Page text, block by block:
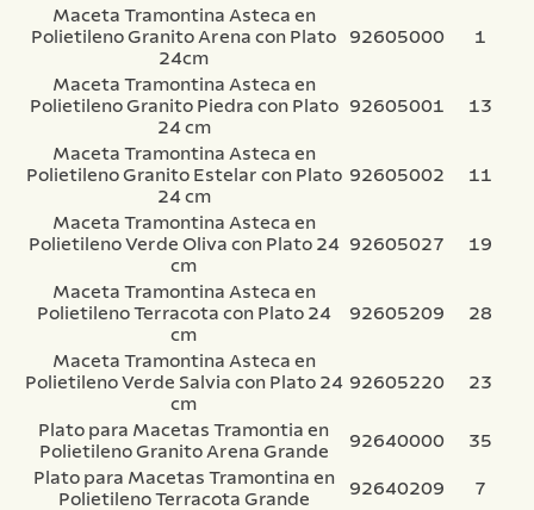
Maceta Tramontina Asteca en
Polietileno Granito Arena con Plato
24cm
92605000 1
Maceta Tramontina Asteca en
Polietileno Granito Piedra con Plato
24 cm
92605001 13
Maceta Tramontina Asteca en
Polietileno Granito Estelar con Plato
24 cm
92605002 11
Maceta Tramontina Asteca en
Polietileno Verde Oliva con Plato 24
cm
92605027 19
Maceta Tramontina Asteca en
Polietileno Terracota con Plato 24
cm
92605209 28
Maceta Tramontina Asteca en
Polietileno Verde Salvia con Plato 24
cm
92605220 23
Plato para Macetas Tramontia en
Polietileno Granito Arena Grande
92640000
35
Plato para Macetas Tramontina en
Polietileno Terracota Grande
92640209
7